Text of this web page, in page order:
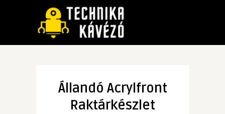
Állandó Acrylfront
Raktárkészlet